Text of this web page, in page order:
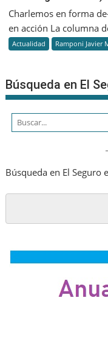
Charlemos en forma
en acción La columna
Actualidad Ramponi Javier
Búsqueda en El
Búsqueda en El Seguro